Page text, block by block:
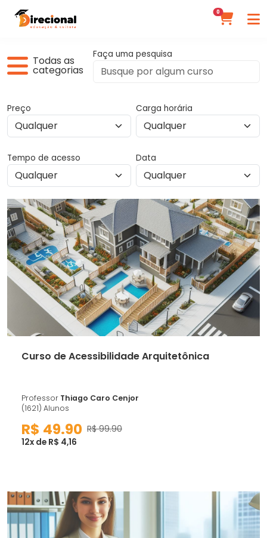
0
Todas as
categorias
Faça uma pesquisa
Preço Carga horária
Tempo de acesso Data
Curso de Acessibilidade Arquitetônica
Professor Thiago Caro Cenjor
(1621) Alunos
R$ 49.90 R$ 99.90
12x de R$ 4,16